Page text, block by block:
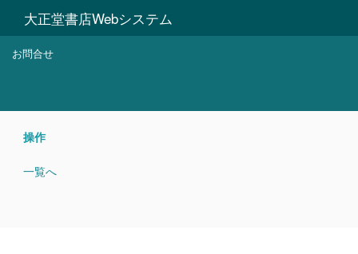
大正堂書店Webシステム
お問合せ
操作
一覧へ